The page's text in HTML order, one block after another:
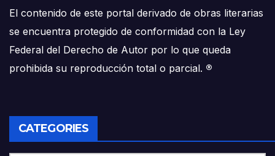
El contenido de este portal derivado de obras literarias
se encuentra protegido de conformidad con la Ley
Federal del Derecho de Autor por lo que queda
prohibida su reproducción total o parcial. ®
CATEGORIES